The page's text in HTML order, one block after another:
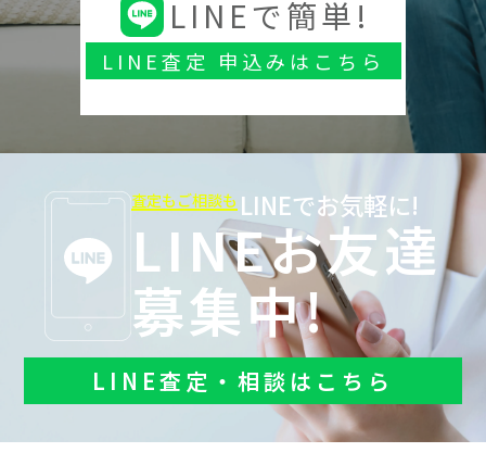
LINEで簡単!
LINE査定 申込みはこちら
査定もご相談も LINEでお気軽に!
LINEお友達
募集中!
LINE査定・相談はこちら